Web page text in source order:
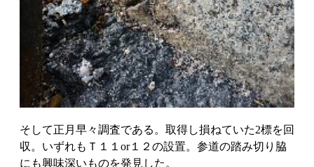
そして正月早々調査である。取得し損ねていた2標を回
収。いずれもＴ１１or１２の設置。参道の踏み切り脇
にも興味深いものを発見した。